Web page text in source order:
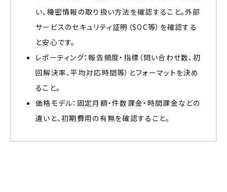
い、機密情報の取り扱い方法を確認すること。外部
サービスのセキュリティ証明（SOC等）を確認する
と安心です。
レポーティング：報告頻度・指標（問い合わせ数、初
回解決率、平均対応時間等）とフォーマットを決め
ること。
価格モデル：固定月額・件数課金・時間課金などの
違いと、初期費用の有無を確認すること。